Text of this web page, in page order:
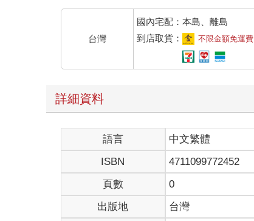
台灣
國內宅配：本島、離島
到店取貨：
不限金額免運費
詳細資料
語言 中文繁體
ISBN
4711099772452
頁數
0
出版地
台灣